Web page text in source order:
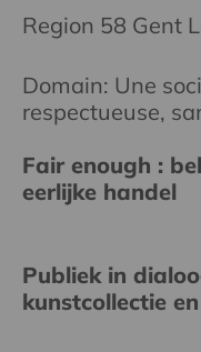
Region 58 Gent
Domain: Une
respectueuse,
Fair enough :
eerlijke handel
Publiek in
kunstcollectie